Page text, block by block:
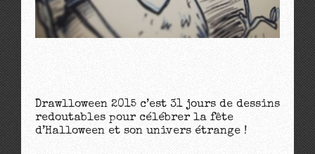
Drawlloween 2015 c’est 31 jours de dessins
redoutables pour célébrer la fête
d’Halloween et son univers étrange !